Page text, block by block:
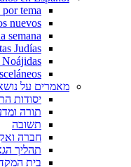
tema
nuevos
semana
Judías
מאמרים על
יסודות
תורה
תשובה
חברה
תהליך
בית